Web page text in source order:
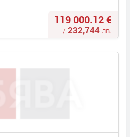
119 000.12 €
/232,744 лв.